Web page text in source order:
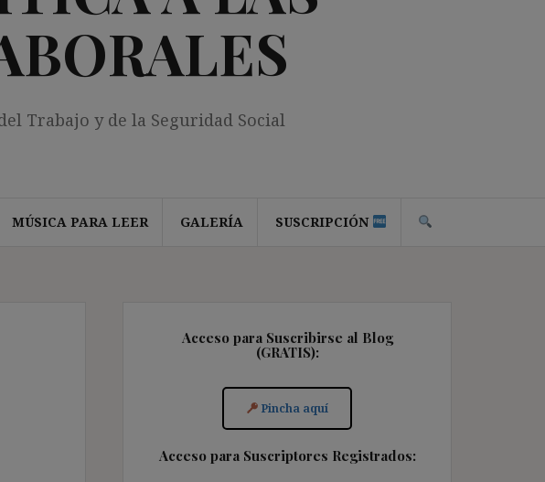
Trabajo y de la Seguridad Social
MÚSICA PARA LEER GALERÍA SUSCRIPCIÓN
Acceso para Suscribirse al Blog
(GRATIS):
Pincha aquí
Acceso para Suscriptores Registrados: